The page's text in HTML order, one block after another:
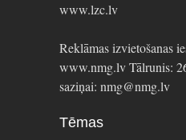
www.lzc.lv
Reklāmas izvietošanas
www.nmg.lv Tālrunis:
saziņai: nmg@nmg.lv
Tēmas